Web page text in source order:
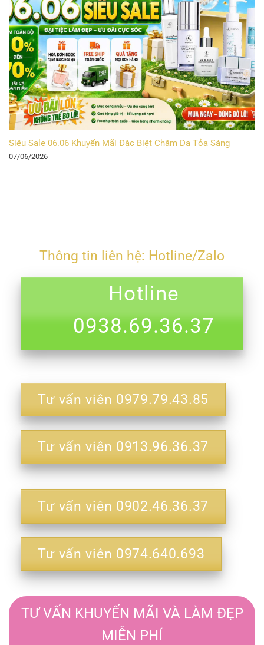
Siêu Sale 06.06 Khuyến Mãi Đặc Biệt Chăm Da Tỏa Sáng
07/06/2026
Thông tin liên hệ: Hotline/Zalo
Hotline
0938.69.36.37
Tư vấn viên 0979.79.43.85
Tư vấn viên 0913.96.36.37
Tư vấn viên 0902.46.36.37
Tư vấn viên 0974.640.693
TƯ VẤN KHUYẾN MÃI VÀ LÀM ĐẸP
MIỄN PHÍ